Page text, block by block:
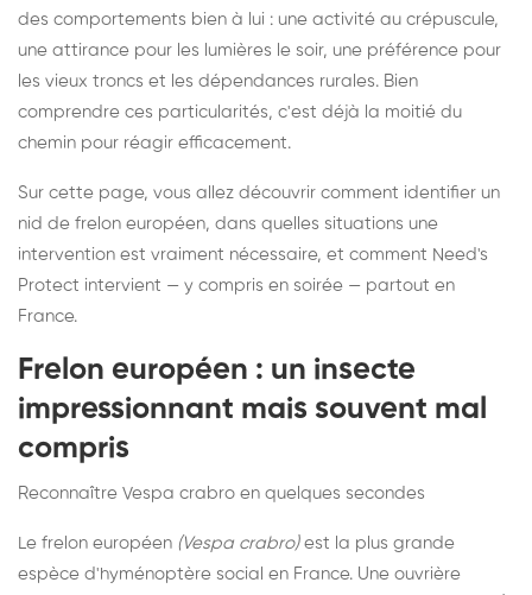
des comportements bien à lui : une activité au crépuscule,
une attirance pour les lumières le soir, une préférence pour
les vieux troncs et les dépendances rurales. Bien
comprendre ces particularités, c'est déjà la moitié du
chemin pour réagir efficacement.
Sur cette page, vous allez découvrir comment identifier un
nid de frelon européen, dans quelles situations une
intervention est vraiment nécessaire, et comment Need's
Protect intervient — y compris en soirée — partout en
France.
Frelon européen : un insecte
impressionnant mais souvent mal
compris
Reconnaître Vespa crabro en quelques secondes
Le frelon européen (Vespa crabro)est la plus grande
espèce d'hyménoptère social en France. Une ouvrière